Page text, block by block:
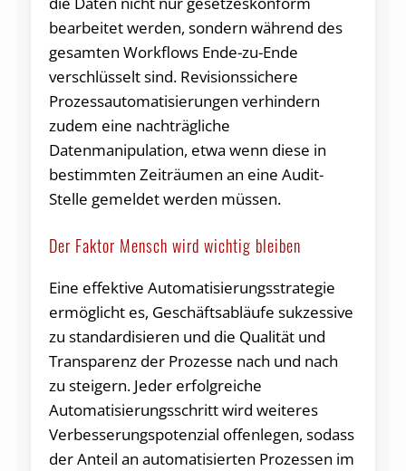
bearbeitet werden, sondern während des
gesamten Workflows Ende-zu-Ende
verschlüsselt sind. Revisionssichere
Prozessautomatisierungen verhindern
zudem eine nachträgliche
Datenmanipulation, etwa wenn diese in
bestimmten Zeiträumen an eine Audit-
Stelle gemeldet werden müssen.
Der Faktor Mensch wird wichtig bleiben
Eine effektive Automatisierungsstrategie
ermöglicht es, Geschäftsabläufe sukzessive
zu standardisieren und die Qualität und
Transparenz der Prozesse nach und nach
zu steigern. Jeder erfolgreiche
Automatisierungsschritt wird weiteres
Verbesserungspotenzial offenlegen, sodass
der Anteil an automatisierten Prozessen im